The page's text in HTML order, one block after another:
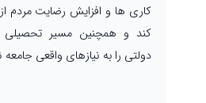
کاری ها و افزایش رضایت مردم
کند و همچنین مسیر تحصیلی
دولتی را به نیازهای واقعی